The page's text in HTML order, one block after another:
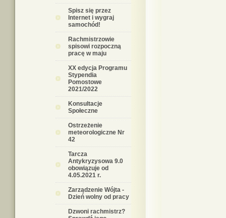
Spisz się przez
Internet i wygraj
samochód!
Rachmistrzowie
spisowi rozpoczną
pracę w maju
XX edycja Programu
Stypendia
Pomostowe
2021/2022
Konsultacje
Społeczne
Ostrzeżenie
meteorologiczne Nr
42
Tarcza
Antykryzysowa 9.0
obowiązuje od
4.05.2021 r.
Zarządzenie Wójta -
Dzień wolny od pracy
Dzwoni rachmistrz?